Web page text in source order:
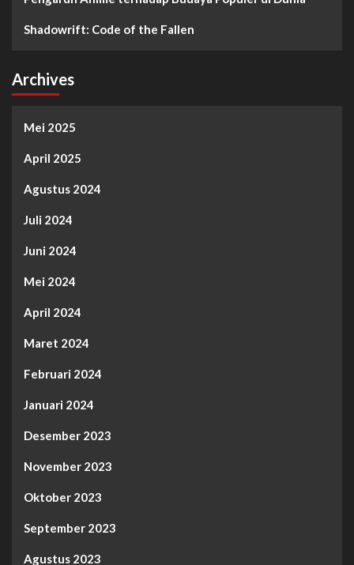
Shadowrift: Code of the Fallen
Archives
Mei 2025
April 2025
Agustus 2024
Juli 2024
Juni 2024
Mei 2024
April 2024
Maret 2024
Februari 2024
Januari 2024
Desember 2023
November 2023
Oktober 2023
September 2023
Agustus 2023